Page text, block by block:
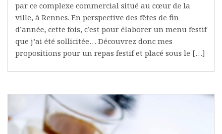
par ce complexe commercial situé au cœur de la
ville, à Rennes. En perspective des fêtes de fin
d’année, cette fois, c’est pour élaborer un menu festif
que j’ai été sollicitée… Découvrez donc mes
propositions pour un repas festif et placé sous le […]